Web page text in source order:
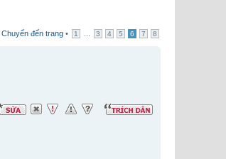
Chuyển đến trang • 1 3 4 5 6 7 8